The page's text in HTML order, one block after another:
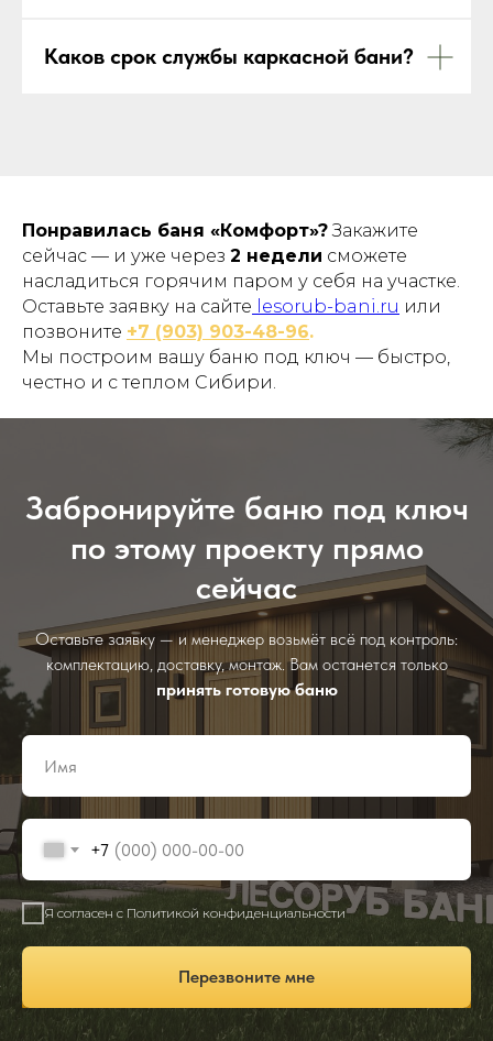
Каков срок службы каркасной бани?
Понравилась баня «Комфорт»?Закажите
сейчас — и уже через 2 недели сможете
насладиться горячим паром у себя на участке.
Оставьте заявку на сайте lesorub-bani.ru или
позвоните +7 (903) 903-48-96.
Мы построим вашу баню под ключ — быстро,
честно и с теплом Сибири.
Забронируйте баню под ключ
по этому проекту прямо
сейчас
Оставьте заявку — и менеджер возьмёт всё под контроль:
комплектацию, доставку, монтаж. Вам останется только
принять готовую баню
+7
Я согласен с Политикой конфиденциальности
Перезвоните мне